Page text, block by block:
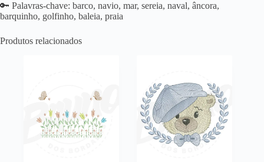
🔑 Palavras-chave: barco, navio, mar, sereia, naval, âncora,
barquinho, golfinho, baleia, praia
Produtos relacionados